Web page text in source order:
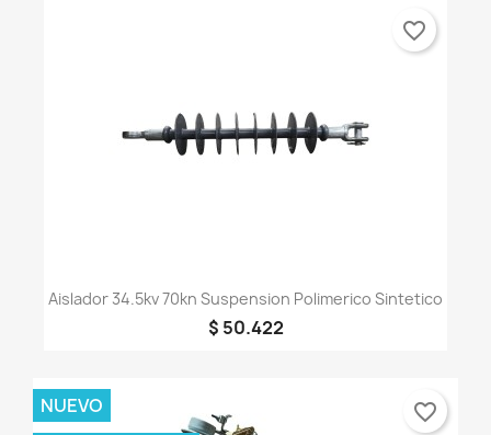
Aislador 34.5kv 70kn Suspension Polimerico Sintetico
$ 50.422
favorite_border
NUEVO
favorite_border